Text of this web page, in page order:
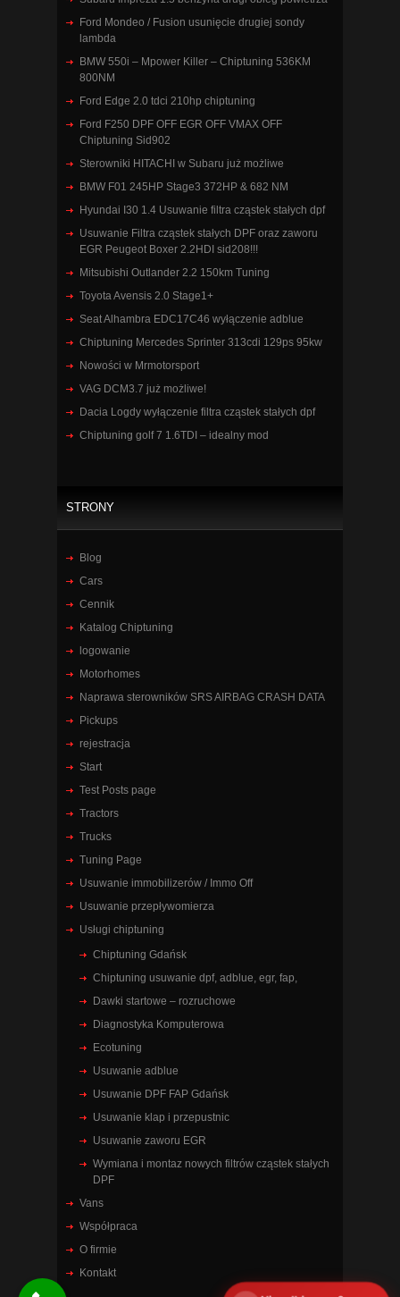
Ford Mondeo / Fusion usunięcie drugiej sondy
lambda
BMW 550i – Mpower Killer – Chiptuning 536KM
800NM
Ford Edge 2.0 tdci 210hp chiptuning
Ford F250 DPF OFF EGR OFF VMAX OFF
Chiptuning Sid902
Sterowniki HITACHI w Subaru już możliwe
BMW F01 245HP Stage3 372HP & 682 NM
Hyundai I30 1.4 Usuwanie filtra cząstek stałych dpf
Usuwanie Filtra cząstek stałych DPF oraz zaworu
EGR Peugeot Boxer 2.2HDI sid208!!!
Mitsubishi Outlander 2.2 150km Tuning
Toyota Avensis 2.0 Stage1+
Seat Alhambra EDC17C46 wyłączenie adblue
Chiptuning Mercedes Sprinter 313cdi 129ps 95kw
Nowości w Mrmotorsport
VAG DCM3.7 już możliwe!
Dacia Logdy wyłączenie filtra cząstek stałych dpf
Chiptuning golf 7 1.6TDI – idealny mod
STRONY
Blog
Cars
Cennik
Katalog Chiptuning
logowanie
Motorhomes
Naprawa sterowników SRS AIRBAG CRASH DATA
Pickups
rejestracja
Start
Test Posts page
Tractors
Trucks
Tuning Page
Usuwanie immobilizerów / Immo Off
Usuwanie przepływomierza
Usługi chiptuning
Chiptuning Gdańsk
Chiptuning usuwanie dpf, adblue, egr, fap,
Dawki startowe – rozruchowe
Diagnostyka Komputerowa
Ecotuning
Usuwanie adblue
Usuwanie DPF FAP Gdańsk
Usuwanie klap i przepustnic
Usuwanie zaworu EGR
Wymiana i montaz nowych filtrów cząstek stałych
DPF
Vans
Współpraca
O firmie
Kontakt